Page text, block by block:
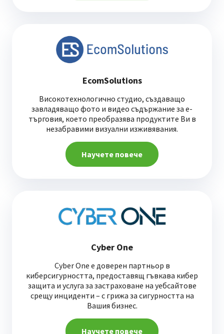
EcomSolutions
Високотехнологично студио, създаващо
завладяващо фото и видео съдържание за е-
търговия, което преобразява продуктите Ви в
незабравими визуални изживявания.
Научете повече
Cyber One
Cyber One е доверен партньор в
киберсигурността, предоставящ гъвкава кибер
защита и услуга за застраховане на уебсайтове
срещу инциденти – с грижа за сигурността на
Вашия бизнес.
Научете повече